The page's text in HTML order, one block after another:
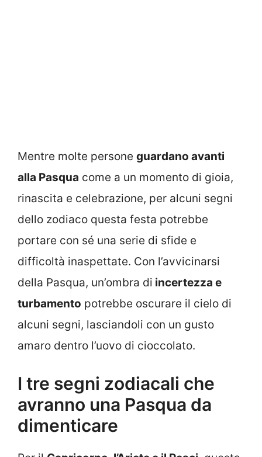
Mentre molte persone guardano avanti
alla Pasqua come a un momento di gioia,
rinascita e celebrazione, per alcuni segni
dello zodiaco questa festa potrebbe
portare con sé una serie di sfide e
difficoltà inaspettate. Con l’avvicinarsi
della Pasqua, un’ombra di incertezza e
turbamento potrebbe oscurare il cielo di
alcuni segni, lasciandoli con un gusto
amaro dentro l’uovo di cioccolato.
I tre segni zodiacali che
avranno una Pasqua da
dimenticare